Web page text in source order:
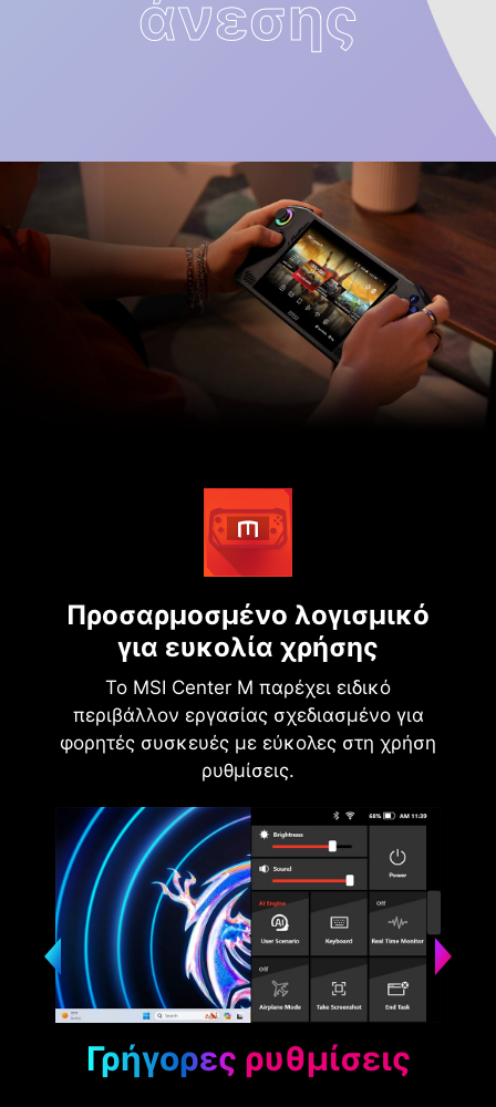
άνεσης
Προσαρμοσμένο λογισμικό
για ευκολία χρήσης
Το MSI Center M παρέχει ειδικό
περιβάλλον εργασίας σχεδιασμένο για
φορητές συσκευές με εύκολες στη χρήση
ρυθμίσεις.
Γρήγορες ρυθμίσεις